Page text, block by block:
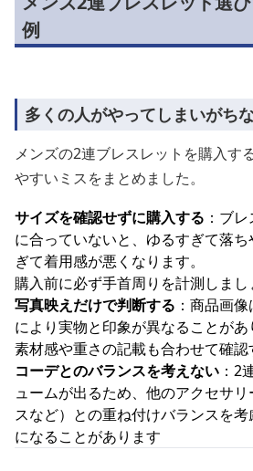
例
多くの人がやってしまいがち
メンズの2連ブレスレットを購入す
やすいミスをまとめました。
サイズを確認せずに購入する ：ブ
に合っていないと、ゆるすぎて落
ぎて着用感が悪くなります。
購入前に必ず手首周りを計測しまし
写真映えだけで判断する ：商品画
により実物と印象が異なることがあ
素材感や重さの記載も合わせて確
コーデとのバランスを考えない ：2
ュームが出るため、他のアクセサ
スなど）との重ね付けバランスを
になることがあります